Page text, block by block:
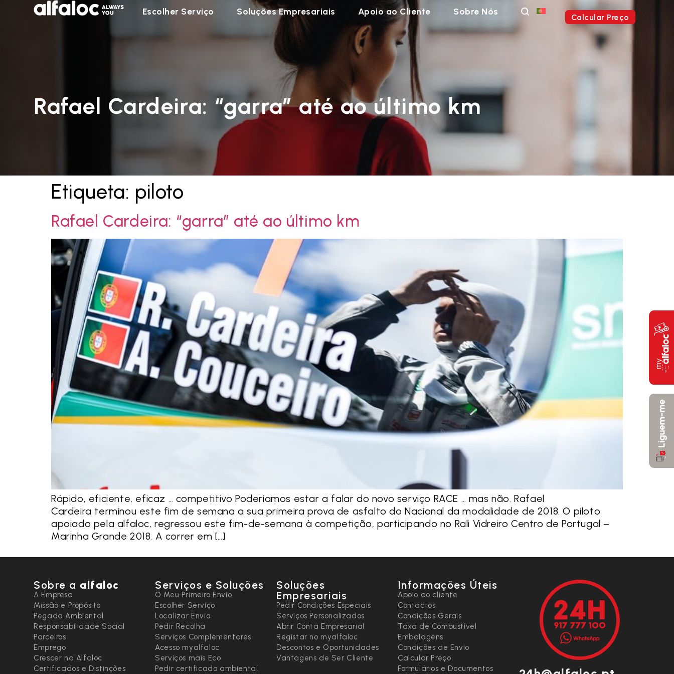
Escolher Serviço Soluções Empresariais Apoio ao Cliente Sobre Nós
Calcular Preço
Rafael Cardeira: “garra” até ao último km
Etiqueta: piloto
Rafael Cardeira: “garra” até ao último km
Rápido, eficiente, eficaz … competitivo Poderíamos estar a falar do novo serviço RACE … mas não. Rafael
Cardeira terminou este fim de semana a sua primeira prova de asfalto do Nacional da modalidade de 2018. O piloto
apoiado pela alfaloc, regressou este fim-de-semana à competição, participando no Rali Vidreiro Centro de Portugal –
Marinha Grande 2018. A correr em […]
Sobre a alfaloc
A Empresa
Missão e Propósito
Pegada Ambiental
Responsabilidade Social
Parceiros
Emprego
Crescer na Alfaloc
Certificados e Distinções
Serviços e Soluções
O Meu Primeiro Envio
Escolher Serviço
Localizar Envio
Pedir Recolha
Serviços Complementares
Acesso myalfaloc
Serviços mais Eco
Pedir certificado ambiental
Soluções
Empresariais
Pedir Condições Especiais
Serviços Personalizados
Abrir Conta Empresarial
Registar no myalfaloc
Descontos e Oportunidades
Vantagens de Ser Cliente
Informações Úteis
Apoio ao cliente
Contactos
Condições Gerais
Taxa de Combustível
Embalagens
Condições de Envio
Calcular Preço
Formulários e Documentos